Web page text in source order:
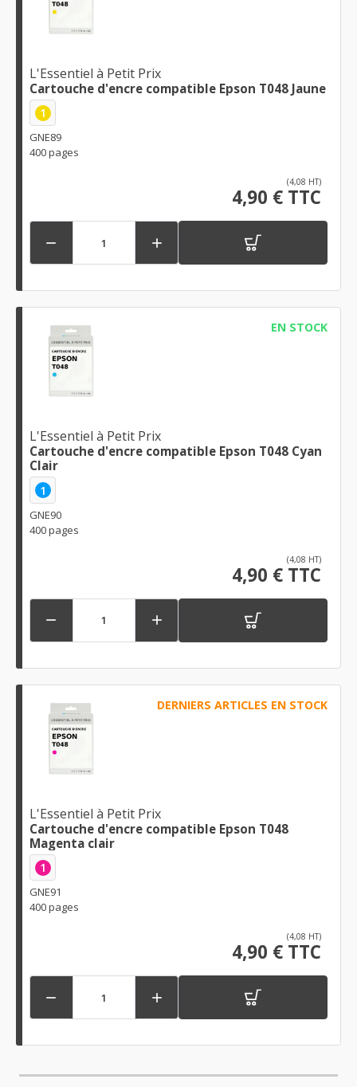
L'Essentiel à Petit Prix
Cartouche d'encre compatible Epson T048 Jaune
1
GNE89
400 pages
(4,08 HT)
4,90 € TTC
 
EN STOCK
L'Essentiel à Petit Prix
Cartouche d'encre compatible Epson T048 Cyan
Clair
1
GNE90
400 pages
(4,08 HT)
4,90 € TTC
 
DERNIERS ARTICLES EN STOCK
L'Essentiel à Petit Prix
Cartouche d'encre compatible Epson T048
Magenta clair
1
GNE91
400 pages
(4,08 HT)
4,90 € TTC
 